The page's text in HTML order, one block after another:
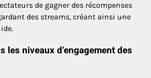
de gagner des récompenses
des streams, créant ainsi une
les niveaux d’engagement des